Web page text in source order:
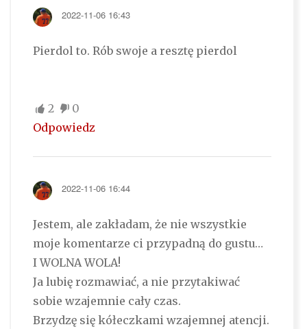
2022-11-06 16:43
Pierdol to. Rób swoje a resztę pierdol
2
0
Odpowiedz
2022-11-06 16:44
Jestem, ale zakładam, że nie wszystkie
moje komentarze ci przypadną do gustu…
I WOLNA WOLA!
Ja lubię rozmawiać, a nie przytakiwać
sobie wzajemnie cały czas.
Brzydzę się kółeczkami wzajemnej atencji.